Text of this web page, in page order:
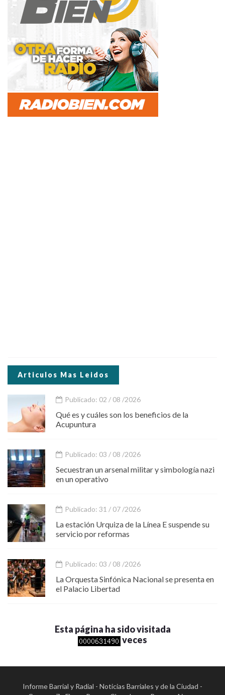
Articulos Mas Leidos
Publicado: 02 / 08 /2026
Qué es y cuáles son los beneficios de la
Acupuntura
Publicado: 03 / 08 /2026
Secuestran un arsenal militar y simbología nazi
en un operativo
Publicado: 31 / 07 /2026
La estación Urquiza de la Línea E suspende su
servicio por reformas
Publicado: 03 / 08 /2026
La Orquesta Sinfónica Nacional se presenta en
el Palacio Libertad
Esta página ha sido visitada
veces
Informe Barrial y Radial - Noticias Barriales y de la Ciudad -